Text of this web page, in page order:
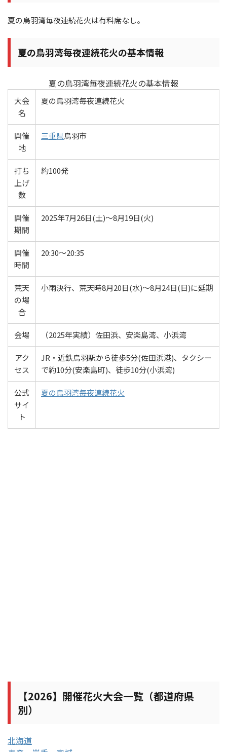
夏の鳥羽湾毎夜連続花火は有料席なし。
夏の鳥羽湾毎夜連続花火の基本情報
夏の鳥羽湾毎夜連続花火の基本情報
大会
名
夏の鳥羽湾毎夜連続花火
開催
地
三重県鳥羽市
打ち
上げ
数
約100発
開催
期間
2025年7月26日(土)～8月19日(火)
開催
時間
20:30～20:35
荒天
の場
合
小雨決行、荒天時8月20日(水)～8月24日(日)に延期
会場 （2025年実績）佐田浜、安楽島湾、小浜湾
アク
セス
JR・近鉄鳥羽駅から徒歩5分(佐田浜港)、タクシー
で約10分(安楽島町)、徒歩10分(小浜湾)
公式
サイ
ト
夏の鳥羽湾毎夜連続花火
【2026】開催花火大会一覧（都道府県
別）
北海道